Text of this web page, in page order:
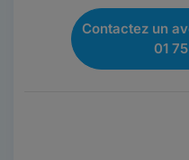
Contactez un
01